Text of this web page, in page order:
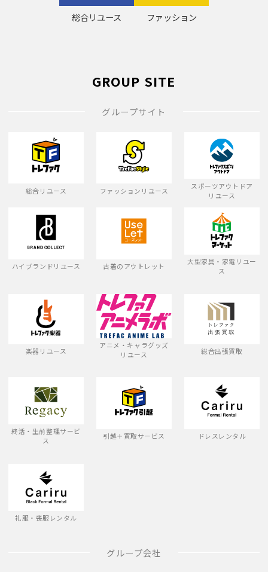
総合リユース ファッション
GROUP SITE
グループサイト
総合リユース ファッションリユース
スポーツアウトドア
リユース
ハイブランドリユース 古着のアウトレット
大型家具・家電リユー
ス
楽器リユース
アニメ・キャラグッズ
リユース
総合出張買取
終活・生前整理サービ
ス
引越＋買取サービス ドレスレンタル
礼服・喪服レンタル
グループ会社